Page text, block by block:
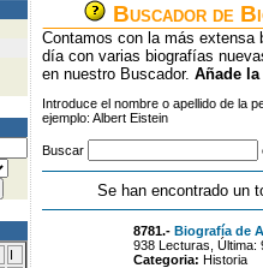
I
Buscador de
Contamos con la más extensa
día con varias biografías
en nuestro Buscador. Añade
Introduce el nombre o apellido de la
ejemplo: Albert Eistein
Buscar
Se han encontrado un
8781.- Biografía de
938 Lecturas, Última:
Categoria: Historia